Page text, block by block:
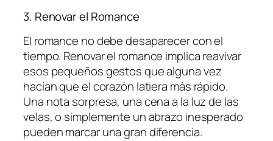
3. Renovar el Romance
El romance no debe desaparecer con el
tiempo. Renovar el romance implica reavivar
esos pequeños gestos que alguna vez
hacían que el corazón latiera más rápido.
Una nota sorpresa, una cena a la luz de las
velas, o simplemente un abrazo inesperado
pueden marcar una gran diferencia.